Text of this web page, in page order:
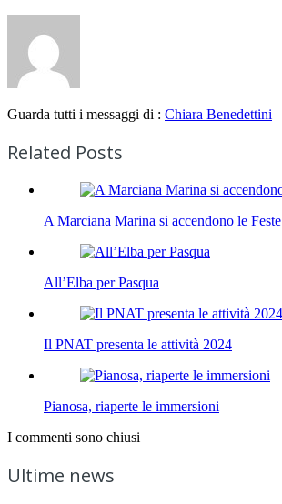
Guarda tutti i messaggi di : Chiara Benedettini
Related Posts
A Marciana Marina si accendono le Feste
All’Elba per Pasqua
Il PNAT presenta le attività 2024
Pianosa, riaperte le immersioni
I commenti sono chiusi
Ultime news